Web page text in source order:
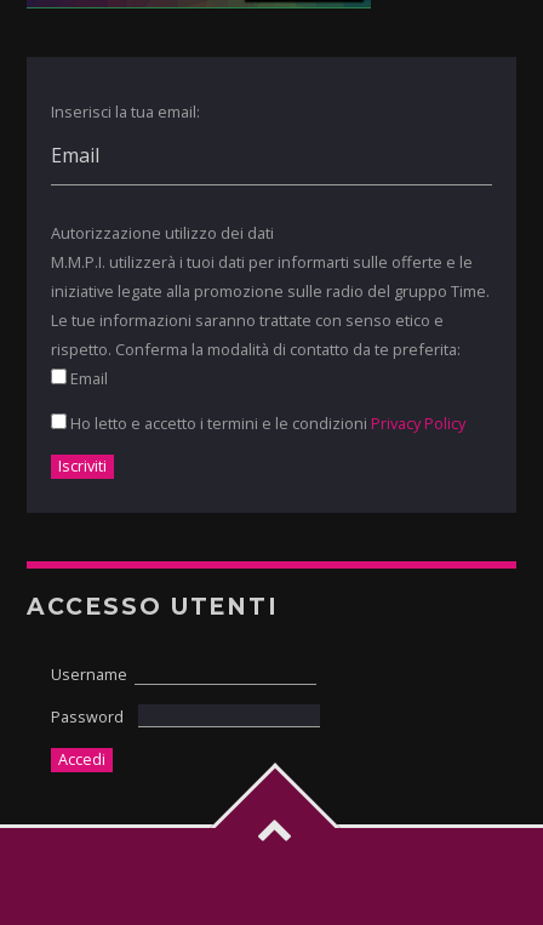
Inserisci la tua email:
Autorizzazione utilizzo dei dati
M.M.P.I. utilizzerà i tuoi dati per informarti sulle offerte e le
iniziative legate alla promozione sulle radio del gruppo Time.
Le tue informazioni saranno trattate con senso etico e
rispetto. Conferma la modalità di contatto da te preferita:
Email
Ho letto e accetto i termini e le condizioni Privacy Policy
ACCESSO UTENTI
Username
Password